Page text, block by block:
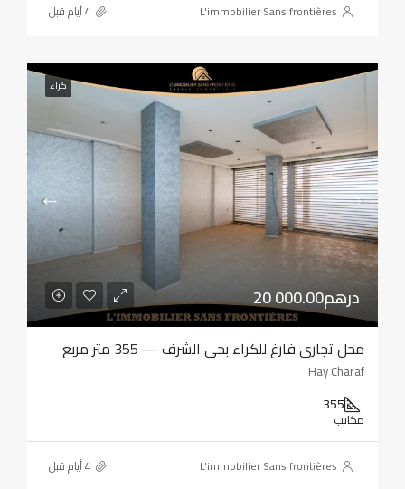
L'immobilier Sans frontières
كراء
20 000.00درهم
محل تجاري فارغ للكراء بحي الشرف — 355 متر مربع
Hay Charaf
355
مكاتب
L'immobilier Sans frontières